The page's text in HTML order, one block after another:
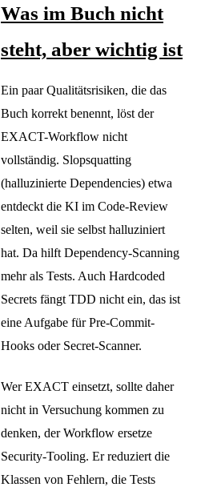
Was im Buch nicht
steht, aber wichtig ist
Ein paar Qualitätsrisiken, die das
Buch korrekt benennt, löst der
EXACT-Workflow nicht
vollständig. Slopsquatting
(halluzinierte Dependencies) etwa
entdeckt die KI im Code-Review
selten, weil sie selbst halluziniert
hat. Da hilft Dependency-Scanning
mehr als Tests. Auch Hardcoded
Secrets fängt TDD nicht ein, das ist
eine Aufgabe für Pre-Commit-
Hooks oder Secret-Scanner.
Wer EXACT einsetzt, sollte daher
nicht in Versuchung kommen zu
denken, der Workflow ersetze
Security-Tooling. Er reduziert die
Klassen von Fehlern, die Tests